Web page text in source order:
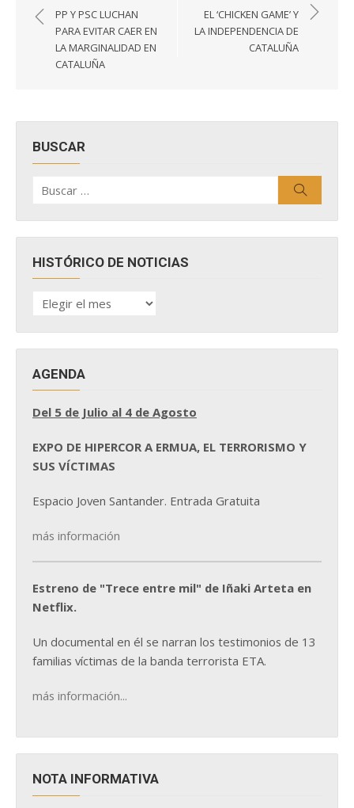
de
entradas
PP Y PSC LUCHAN
PARA EVITAR CAER EN
LA MARGINALIDAD EN
CATALUÑA
EL ‘CHICKEN GAME’ Y
LA INDEPENDENCIA DE
CATALUÑA
BUSCAR
por:
HISTÓRICO DE NOTICIAS
HISTÓRICO
DE
AGENDA
Del 5 de Julio al 4 de Agosto
EXPO DE HIPERCOR A ERMUA, EL TERRORISMO Y
SUS VÍCTIMAS
Espacio Joven Santander. Entrada Gratuita
más información
Estreno de "Trece entre mil" de Iñaki Arteta en
Netflix.
Un documental en él se narran los testimonios de 13
familias víctimas de la banda terrorista ETA.
más información...
NOTA INFORMATIVA